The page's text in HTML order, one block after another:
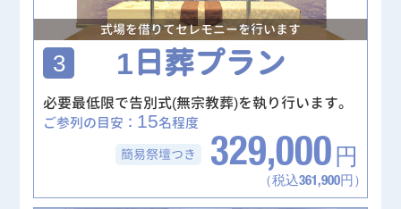
式場を借りてセレモニーを行います
3 1日葬プラン
必要最低限で告別式(無宗教葬)を執り行います。
ご参列の目安： 15名程度
簡易祭壇つき 329,000 円
（税込361,900円）